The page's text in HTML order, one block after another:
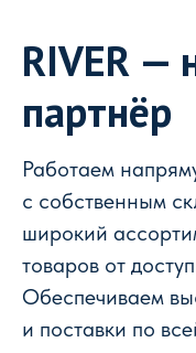
RIVER —
партнёр
Работаем
с собственным
широкий
товаров от
Обеспечиваем
и поставки по